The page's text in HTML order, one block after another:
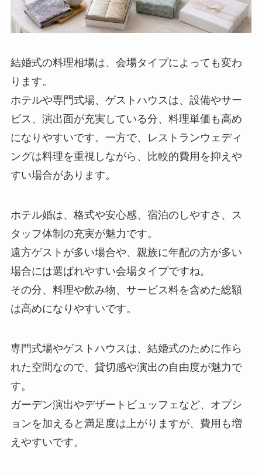
結婚式の料理相場は、会場タイプによっても変わ
ります。
ホテルや専門式場、ゲストハウスは、設備やサー
ビス、演出面が充実している分、料理単価も高め
になりやすいです。一方で、レストランウェディ
ングは料理を重視しながら、比較的費用を抑えや
すい場合があります。
ホテル婚は、格式や安心感、宿泊のしやすさ、ス
タッフ体制の充実が魅力です。
遠方ゲストが多い場合や、親族に年配の方が多い
場合には選ばれやすい会場タイプですね。
その分、料理や飲み物、サービス料を含めた総額
は高めになりやすいです。
専門式場やゲストハウスは、結婚式のために作ら
れた空間なので、貸切感や演出の自由度が魅力で
す。
ガーデン演出やデザートビュッフェなど、オプシ
ョンを加えると満足度は上がりますが、費用も増
えやすいです。